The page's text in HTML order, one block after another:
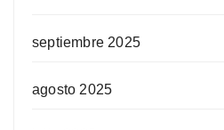
septiembre 2025
agosto 2025